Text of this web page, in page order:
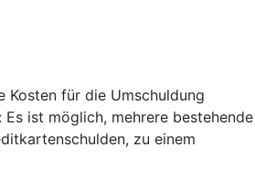
Kosten für die Umschuldung
ist möglich, mehrere bestehende
zu einem